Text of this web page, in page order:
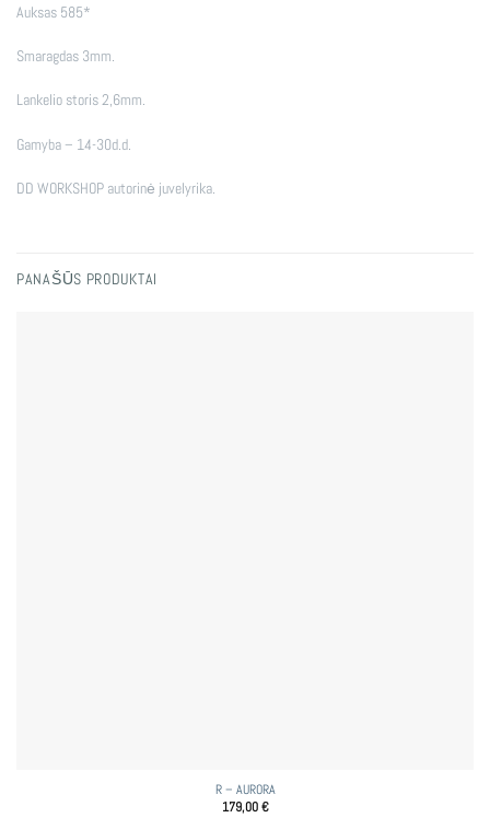
Auksas 585*
Smaragdas 3mm.
Lankelio storis 2,6mm.
Gamyba – 14-30d.d.
DD WORKSHOP autorinė juvelyrika.
PANAŠŪS PRODUKTAI
R – AURORA
179,00€